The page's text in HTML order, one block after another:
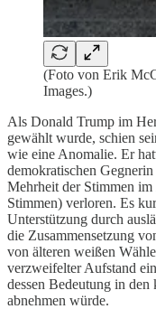
(Foto von Erik
Images.)
Als Donald Trump im
gewählt wurde, schien
wie eine Anomalie. Er
demokratischen
Mehrheit der Stimmen im
Stimmen) verloren. Es
Unterstützung durch
die Zusammensetzung
von älteren weißen
verzweifelter Aufstand
dessen Bedeutung in
abnehmen würde.